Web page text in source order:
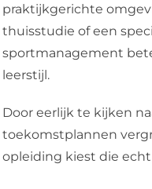
praktijkgerichte
thuisstudie of een
sportmanagement
leerstijl.
Door eerlijk te kijken
toekomstplannen
opleiding kiest die echt